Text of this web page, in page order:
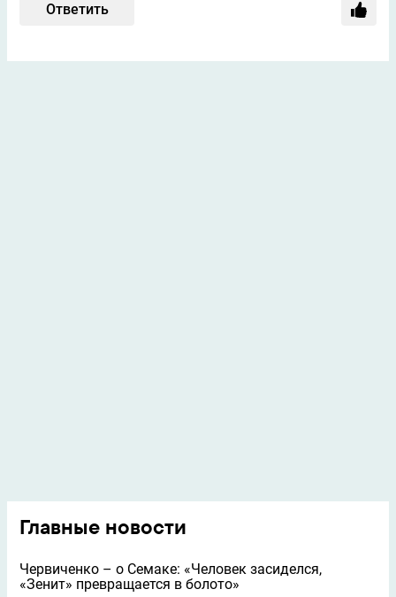
Ответить
Главные новости
Червиченко – о Семаке: «Человек засиделся,
«Зенит» превращается в болото»